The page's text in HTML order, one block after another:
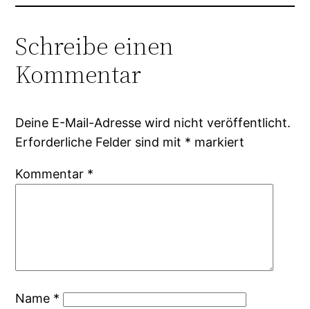
Schreibe einen
Kommentar
Deine E-Mail-Adresse wird nicht veröffentlicht.
Erforderliche Felder sind mit * markiert
Kommentar *
Name *